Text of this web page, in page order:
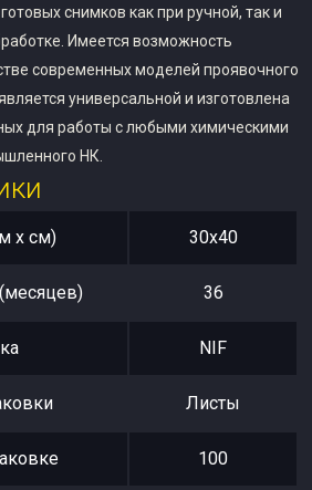
снимков как при ручной, так и
Имеется возможность
современных моделей проявочного
универсальной и изготовлена
для работы с любыми химическими
НК.
x см) 30х40
36
NIF
Листы
100